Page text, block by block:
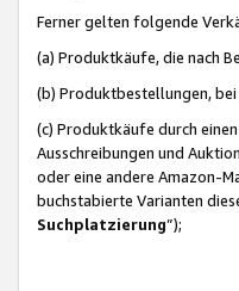
Ferner gelten folgende
(a) Produktkäufe, die nach
(b) Produktbestellungen,
(c) Produktkäufe durch
Ausschreibungen und
oder eine andere Amazon-
buchstabierte Varianten
Suchplatzierung”);